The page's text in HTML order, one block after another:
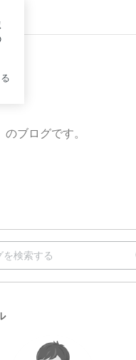
ブログです。